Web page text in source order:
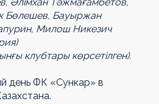
Бөлешев, Бауыржан
Милош Никезич
клубтары көрсетілген).
день ФК «Сункар» в